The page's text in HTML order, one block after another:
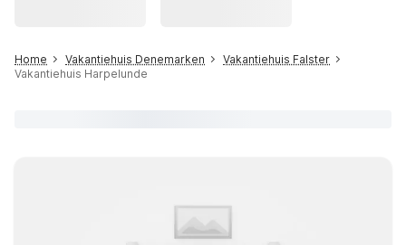
Home Vakantiehuis Denemarken
Vakantiehuis Falster
Vakantiehuis Harpelunde